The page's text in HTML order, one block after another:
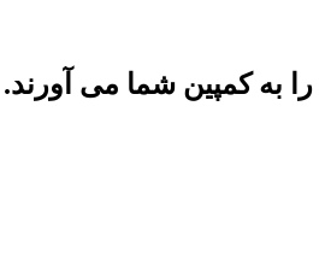
به کمپین شما می آورند.